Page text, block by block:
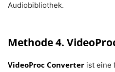
Audiobibliothek.
Methode 4.
VideoProc Converter ist eine